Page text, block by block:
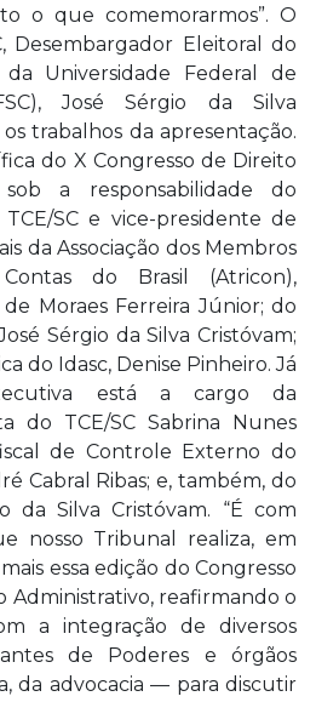
o que comemorarmos”. O
Desembargador Eleitoral do
da Universidade Federal de
José Sérgio da Silva
trabalhos da apresentação.
do X Congresso de Direito
a responsabilidade do
SC e vice-presidente de
da Associação dos Membros
do Brasil (Atricon),
Moraes Ferreira Júnior; do
Sérgio da Silva Cristóvam;
do Idasc, Denise Pinheiro. Já
está a cargo da
do TCE/SC Sabrina Nunes
de Controle Externo do
Cabral Ribas; e, também, do
da Silva Cristóvam. “É com
nosso Tribunal realiza, em
essa edição do Congresso
Administrativo, reafirmando o
a integração de diversos
de Poderes e órgãos
da advocacia — para discutir